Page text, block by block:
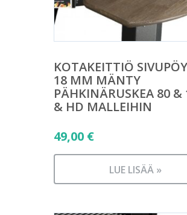
KOTAKEITTIÖ
18 MM MÄNTY
PÄHKINÄRUSKEA 80 &
& HD MALLEIHIN
49,00 €
LUE LISÄÄ »